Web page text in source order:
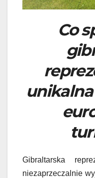
Co
Gibraltarska
niezaprzeczalnie